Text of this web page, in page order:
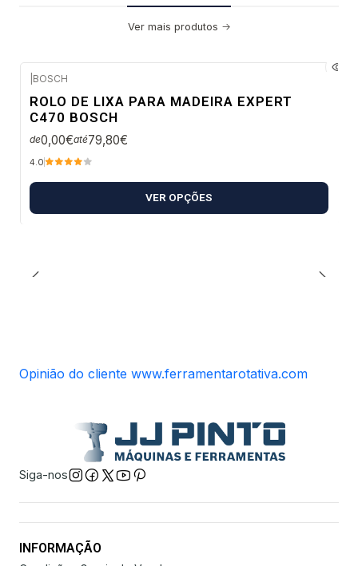
Ver mais produtos
BOSCH
ROLO DE LIXA PARA MADEIRA EXPERT
C470 BOSCH
de0,00€até79,80€
4.0
VER OPÇÕES
Opinião do cliente www.ferramentarotativa.com
Siga-nos
INFORMAÇÃO